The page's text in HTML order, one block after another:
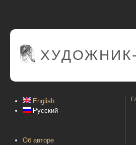
English
Русский
Об авторе